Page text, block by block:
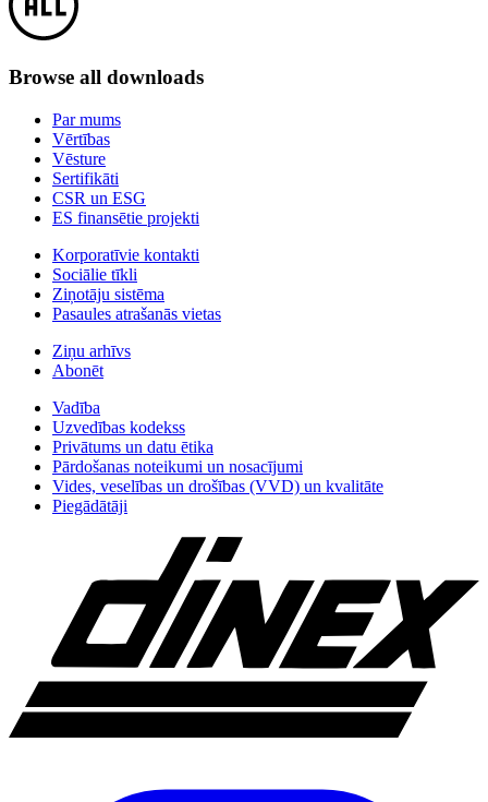
Browse all downloads
Par mums
Vērtības
Vēsture
Sertifikāti
CSR un ESG
ES finansētie projekti
Korporatīvie kontakti
Sociālie tīkli
Ziņotāju sistēma
Pasaules atrašanās vietas
Ziņu arhīvs
Abonēt
Vadība
Uzvedības kodekss
Privātums un datu ētika
Pārdošanas noteikumi un nosacījumi
Vides, veselības un drošības (VVD) un kvalitāte
Piegādātāji